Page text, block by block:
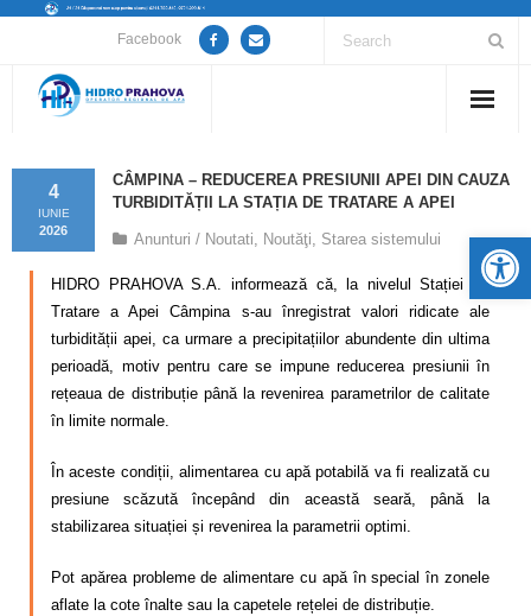
Facebook
Despre noi
Servicii
Utile
Guvernanță Corporativă
Informații de interes public
Comunicare
CÂMPINA – REDUCEREA PRESIUNII APEI DIN CAUZA
TURBIDITĂȚII LA STAȚIA DE TRATARE A APEI
4
IUNIE
2026 Anunturi / Noutati, Noutăţi, Starea sistemului
HIDRO PRAHOVA S.A. informează că, la nivelul Stației de
Tratare a Apei Câmpina s-au înregistrat valori ridicate ale
turbidității apei, ca urmare a precipitațiilor abundente din ultima
perioadă, motiv pentru care se impune reducerea presiunii în
rețeaua de distribuție până la revenirea parametrilor de calitate
în limite normale.
În aceste condiții, alimentarea cu apă potabilă va fi realizată cu
presiune scăzută începând din această seară, până la
stabilizarea situației și revenirea la parametrii optimi.
Pot apărea probleme de alimentare cu apă în special în zonele
aflate la cote înalte sau la capetele rețelei de distribuție.